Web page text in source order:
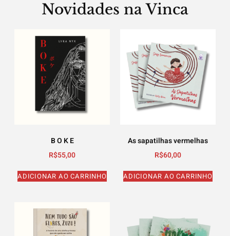
Novidades na Vinca
B O K E
R$55,00
ADICIONAR AO CARRINHO
As sapatilhas vermelhas
R$60,00
ADICIONAR AO CARRINHO